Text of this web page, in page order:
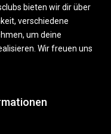
bieten wir dir über
verschiedene
um deine
Wir freuen uns